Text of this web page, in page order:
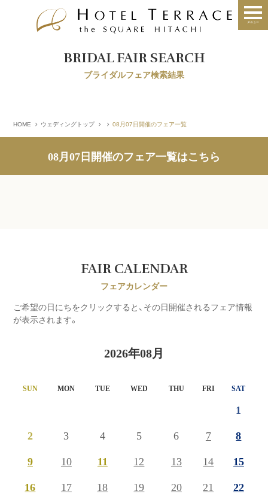
BRIDAL FAIR SEARCH
ブライダルフェア検索結果
HOME ウェディングトップ 08月07日開催のフェア一覧
08月07日開催のフェア一覧はこちら
FAIR CALENDAR
フェアカレンダー
ご希望の日にちをクリックすると、その日開催されるフェア情報
が表示されます。
2026年08月
SUN MON TUE WED THU FRI SAT
1
2
3 4 5 6 7
8
9
10 11 12 13 14
15
16
17 18 19 20 21
22